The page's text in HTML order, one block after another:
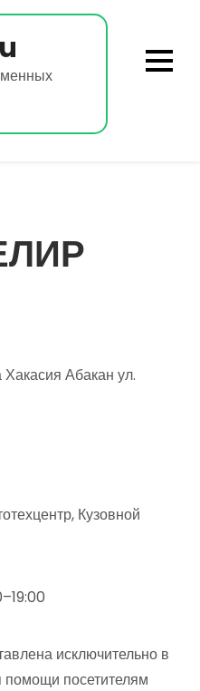
Абакан ул.
Кузовной
исключительно в
помощи посетителям